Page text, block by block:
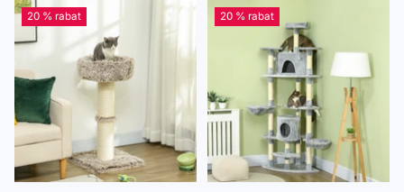
20 % rabat 20 % rabat